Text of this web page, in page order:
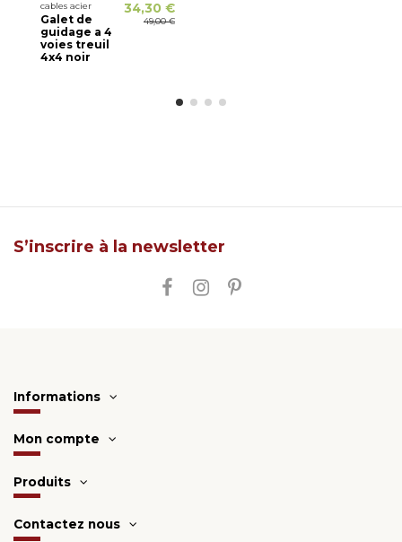
cables acier
Galet de
guidage a 4
voies treuil
4x4 noir
34,30 €
49,00 €
S’inscrire à la newsletter
Informations
Mon compte
Produits
Contactez nous